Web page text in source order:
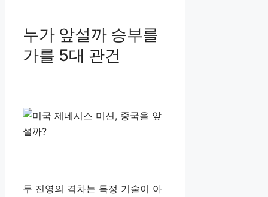
누가 앞설까 승부를
가를 5대 관건
두 진영의 격차는 특정 기술이 아